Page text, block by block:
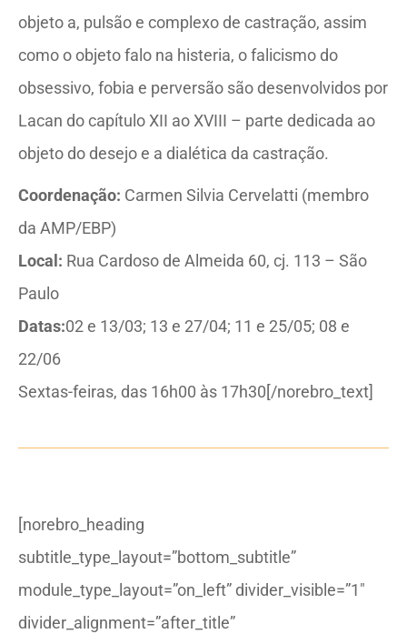
objeto a, pulsão e complexo de castração, assim
como o objeto falo na histeria, o falicismo do
obsessivo, fobia e perversão são desenvolvidos por
Lacan do capítulo XII ao XVIII – parte dedicada ao
objeto do desejo e a dialética da castração.
Coordenação: Carmen Silvia Cervelatti (membro
da AMP/EBP)
Local: Rua Cardoso de Almeida 60, cj. 113 – São
Paulo
Datas:02 e 13/03; 13 e 27/04; 11 e 25/05; 08 e
22/06
Sextas-feiras, das 16h00 às 17h30[/norebro_text]
[norebro_heading
subtitle_type_layout=”bottom_subtitle”
module_type_layout=”on_left” divider_visible=”1″
divider_alignment=”after_title”